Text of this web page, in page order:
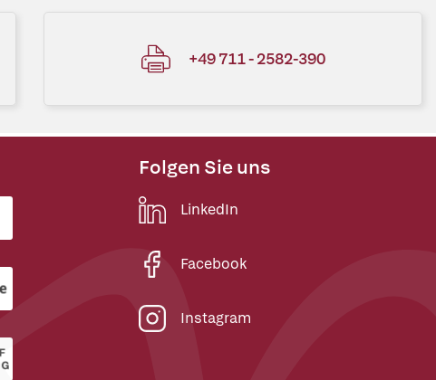
+49 711 - 2582-390
Folgen Sie uns
LinkedIn
Facebook
Instagram